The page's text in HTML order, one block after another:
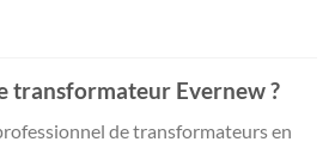
transformateur Evernew ?
de transformateurs en